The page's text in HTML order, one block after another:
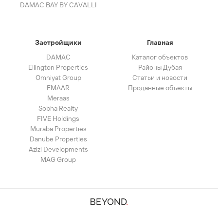
DAMAC BAY BY CAVALLI
Застройщики
DAMAC
Ellington Properties
Omniyat Group
EMAAR
Meraas
Sobha Realty
FIVE Holdings
Muraba Properties
Danube Properties
Azizi Developments
MAG Group
Главная
Каталог объектов
Районы Дубая
Статьи и новости
Проданные объекты